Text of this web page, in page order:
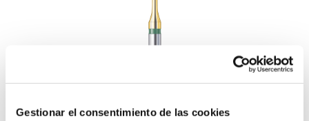
Gestionar el consentimiento de las cookies